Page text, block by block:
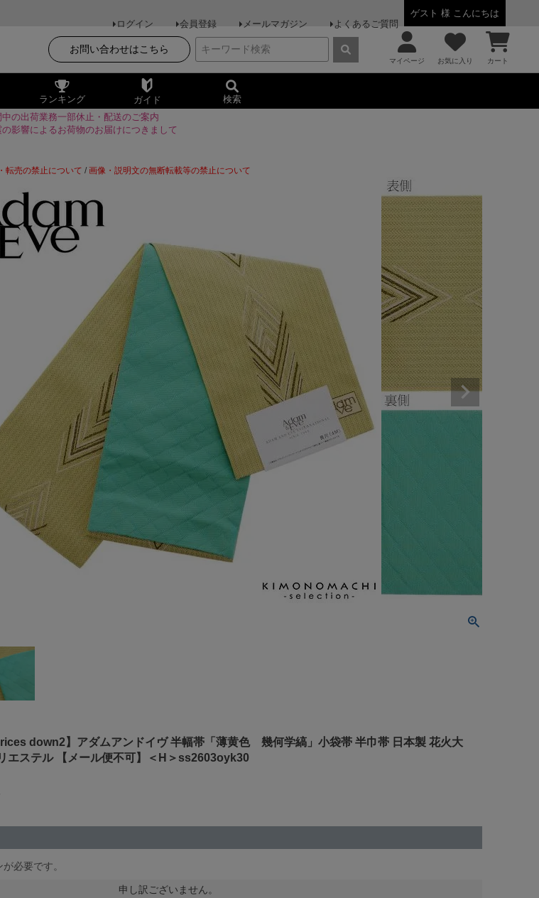
ゲスト 様 こんにちは
ログイン
会員登録 メールマガジン よくあるご質問
お問い合わせはこちら
マイページ お気に入り カート
ランキング ガイド 検索
中の出荷業務一部休止・配送のご案内
の影響によるお荷物のお届けにつきまして
転売の禁止について / 画像・説明文の無断転載等の禁止について
down2】アダムアンドイヴ 半幅帯「薄黄色 幾何学縞」小袋帯 半巾帯 日本製 花火大
エステル 【メール便不可】＜H＞ss2603oyk30
必要です。
申し訳ございません。